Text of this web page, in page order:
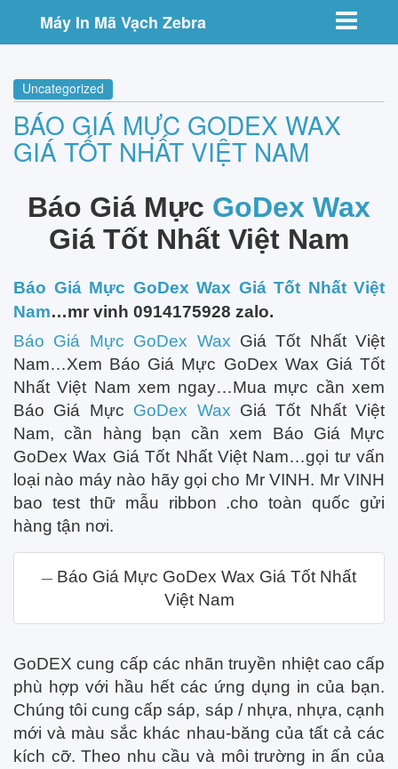
Toggle
Máy In Mã Vạch Zebra
Uncategorized
BÁO GIÁ MỰC GODEX WAX
GIÁ TỐT NHẤT VIỆT NAM
Báo Giá Mực GoDex Wax
Giá Tốt Nhất Việt Nam
Báo Giá Mực GoDex Wax Giá Tốt Nhất Việt
Nam…mr vinh 0914175928 zalo.
Báo Giá Mực GoDex Wax Giá Tốt Nhất Việt
Nam…Xem Báo Giá Mực GoDex Wax Giá Tốt
Nhất Việt Nam xem ngay…Mua mực cần xem
Báo Giá Mực GoDex Wax Giá Tốt Nhất Việt
Nam, cần hàng bạn cần xem Báo Giá Mực
GoDex Wax Giá Tốt Nhất Việt Nam…gọi tư vấn
loại nào máy nào hãy gọi cho Mr VINH. Mr VINH
bao test thữ mẫu ribbon .cho toàn quốc gửi
hàng tận nơi.
Báo Giá Mực GoDex Wax Giá Tốt Nhất
Việt Nam
GoDEX cung cấp các nhãn truyền nhiệt cao cấp
phù hợp với hầu hết các ứng dụng in của bạn.
Chúng tôi cung cấp sáp, sáp / nhựa, nhựa, cạnh
mới và màu sắc khác nhau-băng của tất cả các
kích cỡ. Theo nhu cầu và môi trường in ấn của